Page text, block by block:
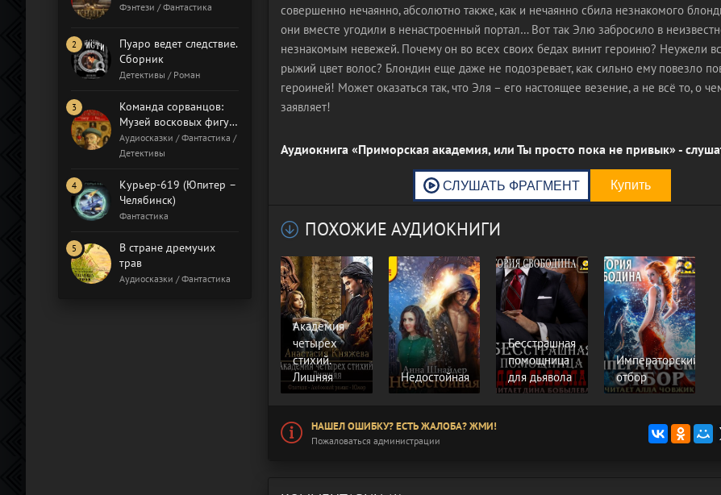
совершенно нечаянно, абсолютно также, как и нечаянно сбила незнакомого
они вместе угодили в ненастроенный портал… Вот так Элю забросило в
незнакомым невежей. Почему он во всех своих бедах винит героиню? Неужели
рыжий цвет волос? Блондин еще даже не подозревает, как сильно ему повезло
героиней! Может оказаться так, что Эля – его настоящее везение, а не всё то, о
заявляет!
Аудиокнига «Приморская академия, или Ты просто пока не привык» -
ПОХОЖИЕ АУДИОКНИГИ
Академия
четырех
стихий.
Лишняя
Недостойная
Бесстрашная
помощница
для дьявола
Императорский
отбор
НАШЕЛ ОШИБКУ? ЕСТЬ ЖАЛОБА? ЖМИ!
Пожаловаться администрации
Фэнтези / Фантастика
Пуаро ведет следствие.
Сборник
Детективы / Роман
Команда сорванцов:
Музей восковых фигур.
Бал газовщиков
Аудиосказки / Фантастика /
Детективы
Курьер-619 (Юпитер –
Челябинск)
Фантастика
В стране дремучих
трав
Аудиосказки / Фантастика